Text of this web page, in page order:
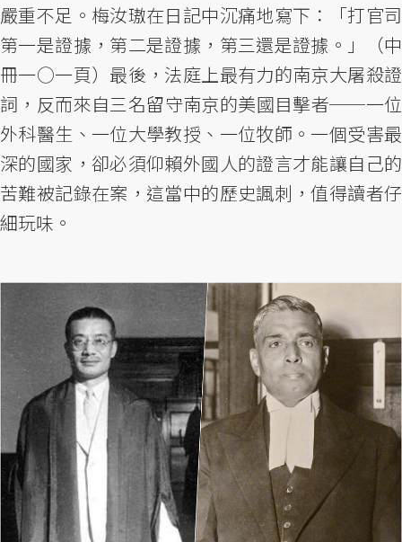
嚴重不足。梅汝璈在日記中沉痛地寫下：「打官司
第一是證據，第二是證據，第三還是證據。」（中
冊一○一頁）最後，法庭上最有力的南京大屠殺證
詞，反而來自三名留守南京的美國目擊者──一位
外科醫生、一位大學教授、一位牧師。一個受害最
深的國家，卻必須仰賴外國人的證言才能讓自己的
苦難被記錄在案，這當中的歷史諷刺，值得讀者仔
細玩味。